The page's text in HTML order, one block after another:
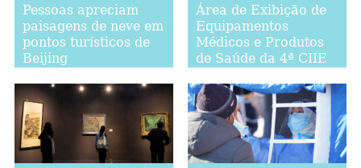
Pessoas apreciam
paisagens de neve em
pontos turísticos de
Beijing
Área de Exibição de
Equipamentos
Médicos e Produtos
de Saúde da 4ª CIIE